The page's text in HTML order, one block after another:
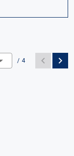
/ 4